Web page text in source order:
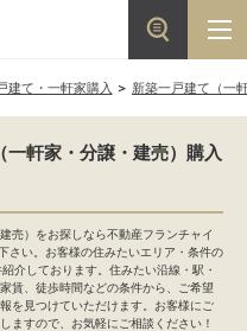
建て・一軒家購入 新築一戸建て（一
軒家・分譲・建売）購入
売）をお探しなら不動産フランチャイ
さい。お客様の住みたいエリア・条件の
介しております。住みたい沿線・駅・
賃、徒歩時間などの条件から、ご希望
を見つけていただけます。お客様にご
ますので、お気軽にご相談ください！